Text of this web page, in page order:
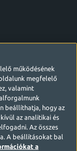
működésének
megfelelő
valamint
beállíthatja, hogy az
az analitikai és
Az összes
A beállításokat bal
a